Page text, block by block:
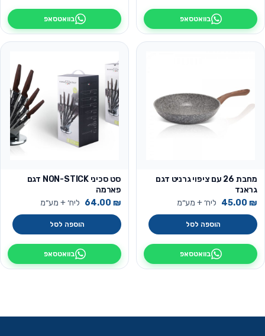
בוואטסאפ בוואטסאפ
מחבת 26 עם ציפוי גרניט דגם
גראנד
45.00 ₪ ליח׳ + מע״מ
הוספה לסל
בוואטסאפ
סט סכיני NON-STICK דגם
פארמה
64.00 ₪ ליח׳ + מע״מ
הוספה לסל
בוואטסאפ